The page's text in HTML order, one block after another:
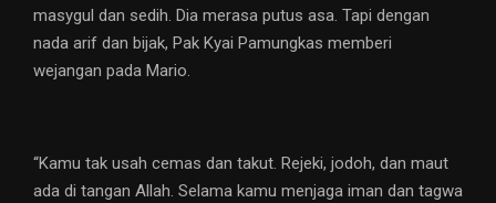
masygul dan sedih. Dia merasa putus asa. Tapi dengan
nada arif dan bijak, Pak Kyai Pamungkas memberi
wejangan pada Mario.
“Kamu tak usah cemas dan takut. Rejeki, jodoh, dan maut
ada di tangan Allah. Selama kamu menjaga iman dan tagwa